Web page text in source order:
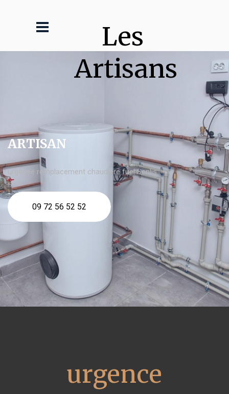
Les
Artisans
ARTISAN
urgence remplacement chaudière fuel Senlis
09 72 56 52 52
urgence